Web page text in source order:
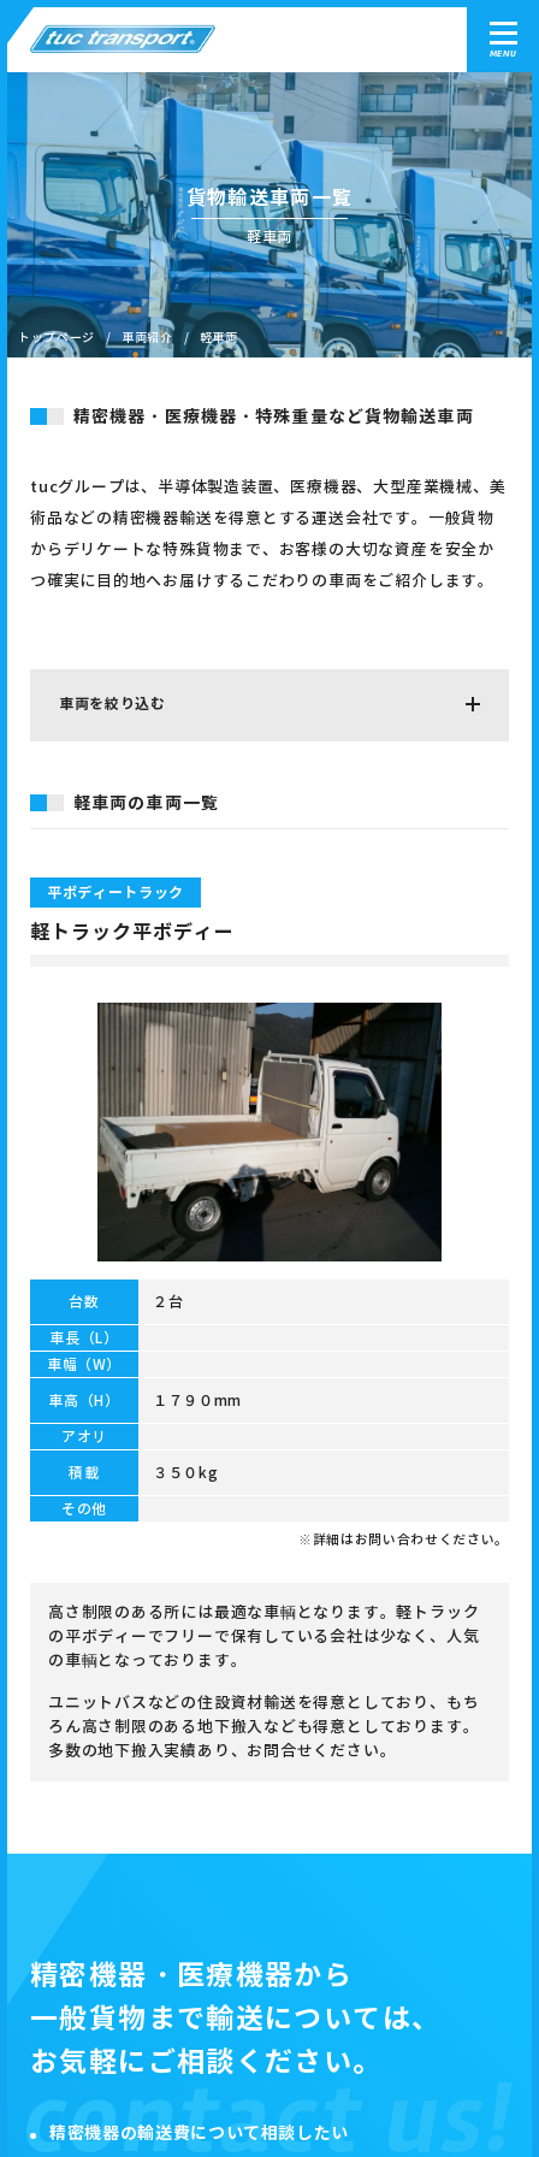
MENU
貨物輸送車両一覧
軽車両
トップページ 車両紹介 軽車両
精密機器・医療機器・特殊重量など貨物輸送車両
tucグループは、半導体製造装置、医療機器、大型産業機械、美
術品などの精密機器輸送を得意とする運送会社です。一般貨物
からデリケートな特殊貨物まで、お客様の大切な資産を安全か
つ確実に目的地へお届けするこだわりの車両をご紹介します。
車両を絞り込む
軽車両の車両一覧
平ボディートラック
軽トラック平ボディー
台数
２台
車長（L）
車幅（W）
車高（H）
１７９０mm
アオリ
積載
３５０kg
その他
※詳細はお問い合わせください。
高さ制限のある所には最適な車輌となります。軽トラック
の平ボディーでフリーで保有している会社は少なく、人気
の車輌となっております。
ユニットバスなどの住設資材輸送を得意としており、もち
ろん高さ制限のある地下搬入なども得意としております。
多数の地下搬入実績あり、お問合せください。
精密機器・医療機器から
一般貨物まで輸送については、
お気軽にご相談ください。
精密機器の輸送費について相談したい